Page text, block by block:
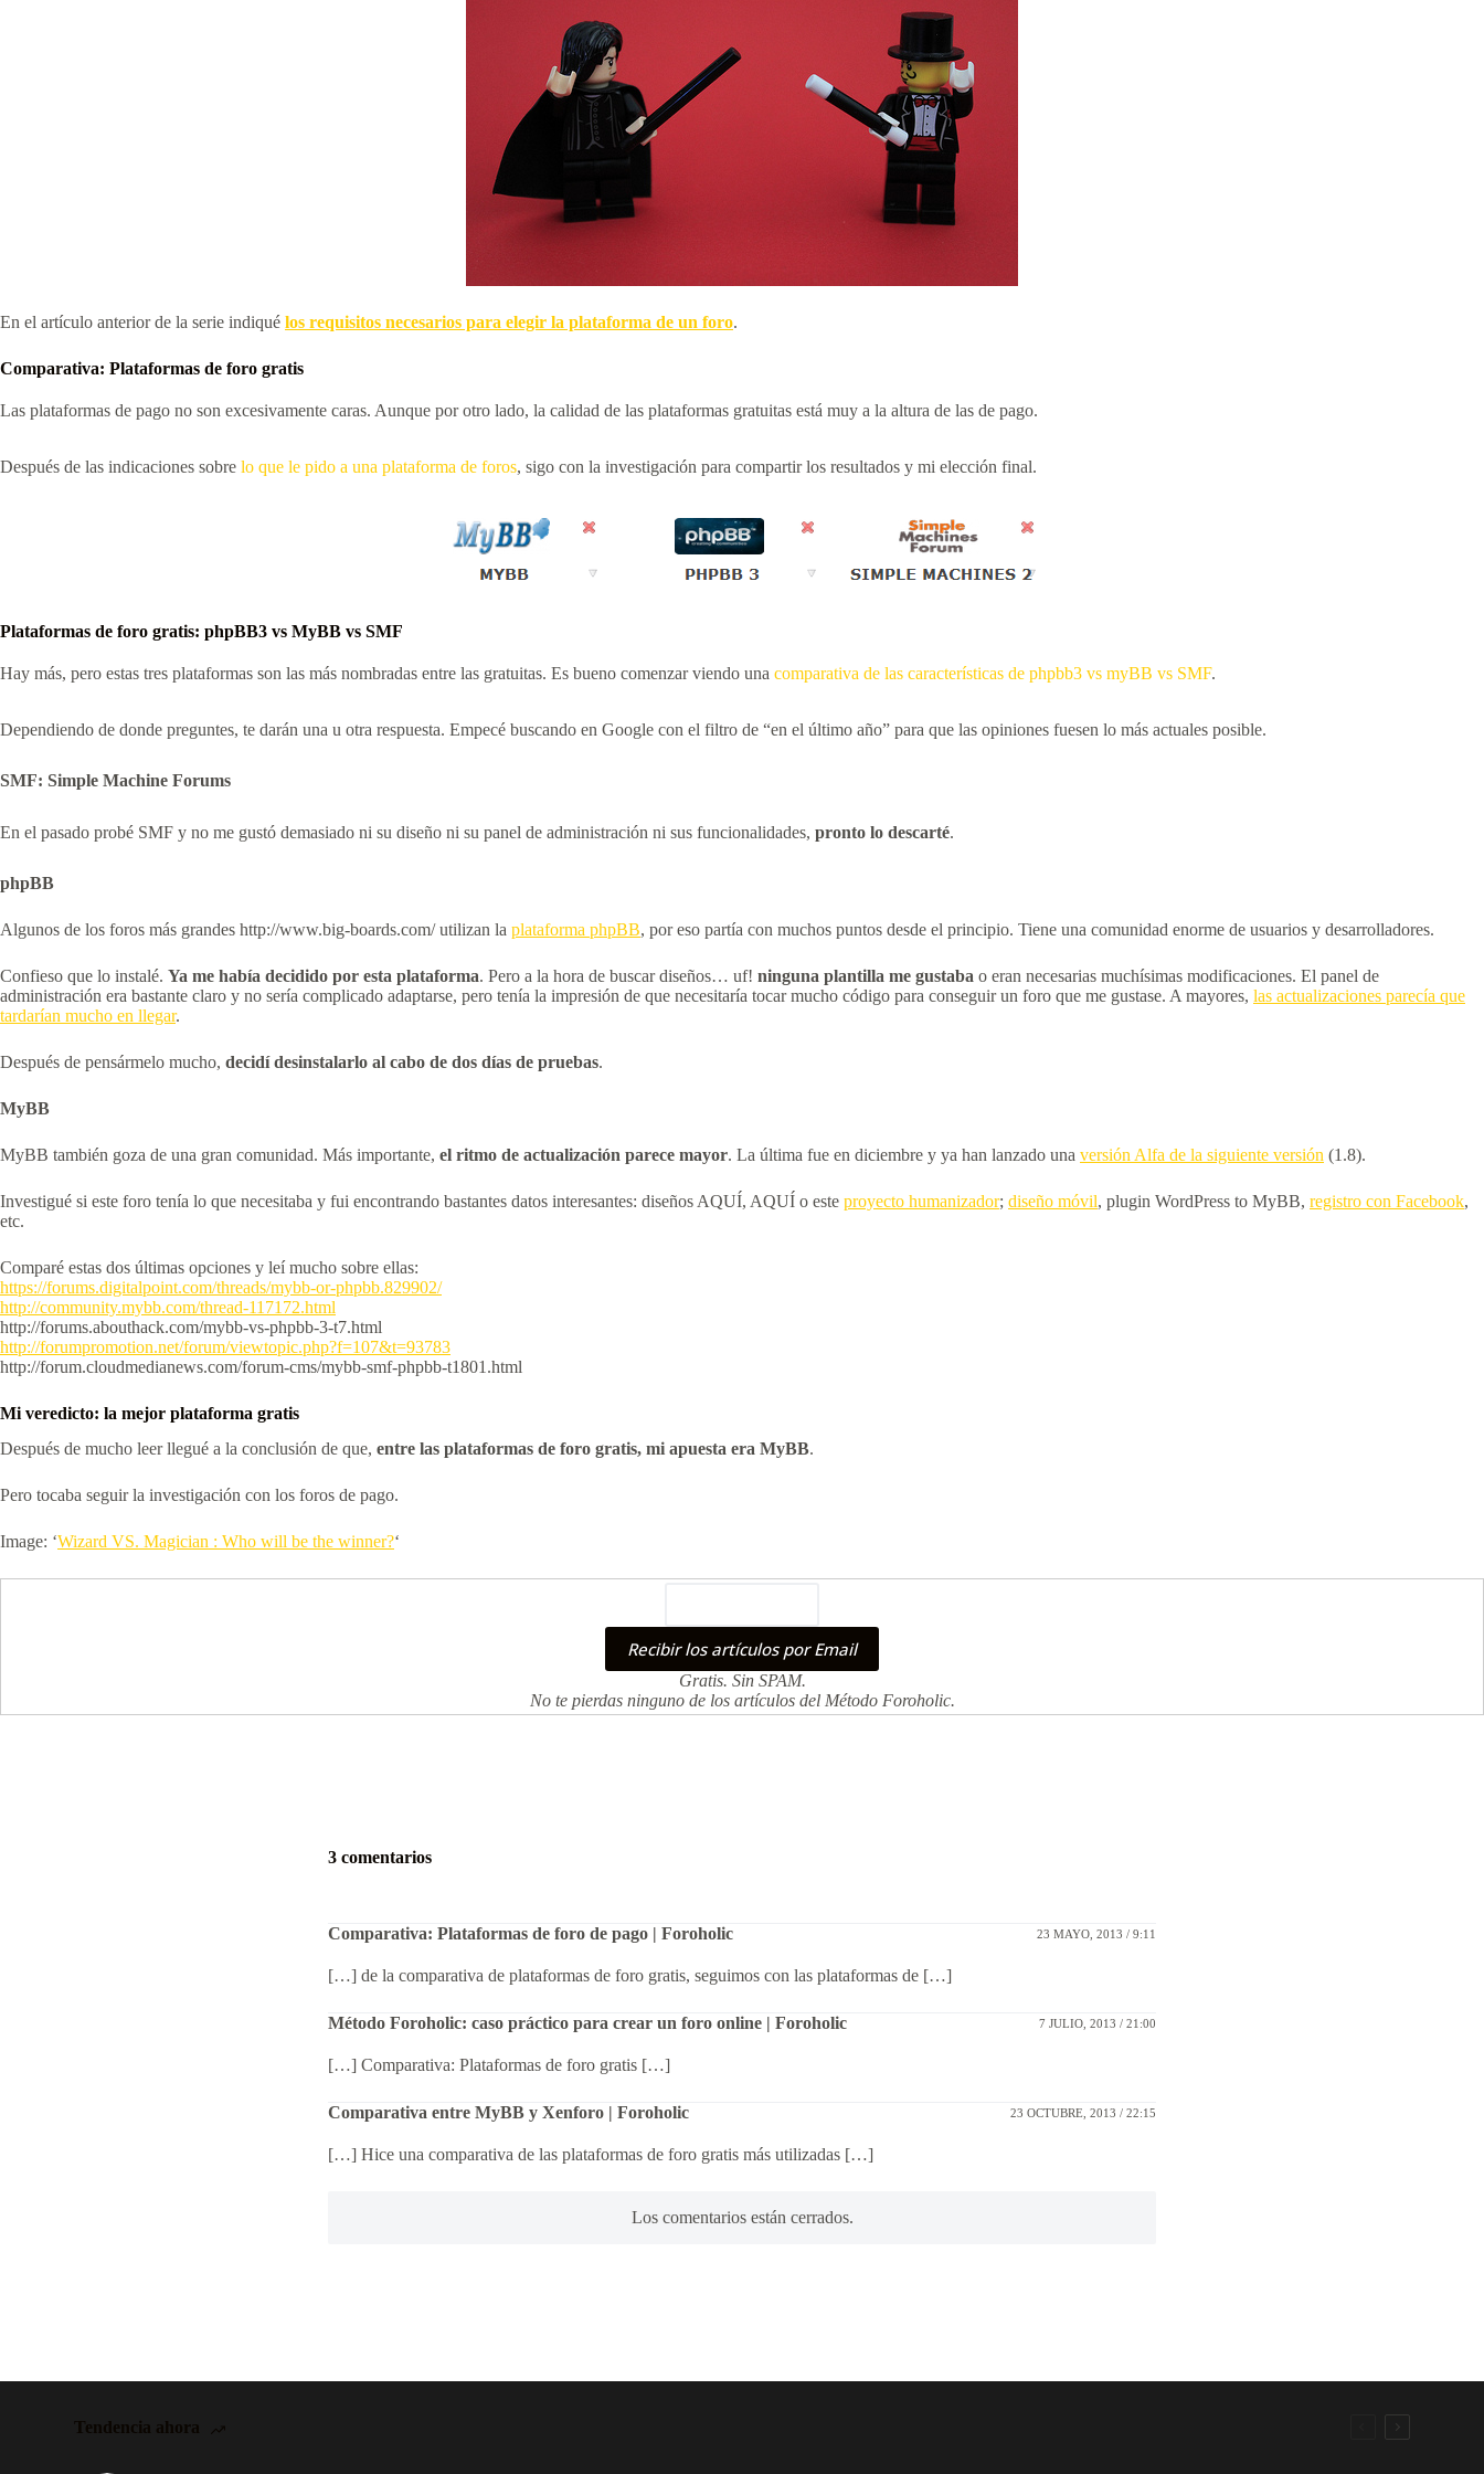
En el artículo anterior de la serie indiqué los requisitos necesarios para elegir la plataforma de un foro.
Comparativa: Plataformas de foro gratis
Las plataformas de pago no son excesivamente caras. Aunque por otro lado, la calidad de las plataformas gratuitas está muy a la altura de las de pago.
Después de las indicaciones sobre lo que le pido a una plataforma de foros, sigo con la investigación para compartir los resultados y mi elección final.
Plataformas de foro gratis: phpBB3 vs MyBB vs SMF
Hay más, pero estas tres plataformas son las más nombradas entre las gratuitas. Es bueno comenzar viendo una comparativa de las características de phpbb3 vs myBB vs SMF.
Dependiendo de donde preguntes, te darán una u otra respuesta. Empecé buscando en Google con el filtro de “en el último año” para que las opiniones fuesen lo más actuales posible.
SMF: Simple Machine Forums
En el pasado probé SMF y no me gustó demasiado ni su diseño ni su panel de administración ni sus funcionalidades, pronto lo descarté.
phpBB
Algunos de los foros más grandes http://www.big-boards.com/ utilizan la plataforma phpBB, por eso partía con muchos puntos desde el principio. Tiene una comunidad enorme de usuarios y desarrolladores.
Confieso que lo instalé. Ya me había decidido por esta plataforma. Pero a la hora de buscar diseños… uf! ninguna plantilla me gustaba o eran necesarias muchísimas modificaciones. El panel de
administración era bastante claro y no sería complicado adaptarse, pero tenía la impresión de que necesitaría tocar mucho código para conseguir un foro que me gustase. A mayores, las actualizaciones parecía que
tardarían mucho en llegar.
Después de pensármelo mucho, decidí desinstalarlo al cabo de dos días de pruebas.
MyBB
MyBB también goza de una gran comunidad. Más importante, el ritmo de actualización parece mayor. La última fue en diciembre y ya han lanzado una versión Alfa de la siguiente versión (1.8).
Investigué si este foro tenía lo que necesitaba y fui encontrando bastantes datos interesantes: diseños AQUÍ, AQUÍ o este proyecto humanizador; diseño móvil, plugin WordPress to MyBB, registro con Facebook,
etc.
Comparé estas dos últimas opciones y leí mucho sobre ellas:
https://forums.digitalpoint.com/threads/mybb-or-phpbb.829902/
http://community.mybb.com/thread-117172.html
http://forums.abouthack.com/mybb-vs-phpbb-3-t7.html
http://forumpromotion.net/forum/viewtopic.php?f=107&t=93783
http://forum.cloudmedianews.com/forum-cms/mybb-smf-phpbb-t1801.html
Mi veredicto: la mejor plataforma gratis
Después de mucho leer llegué a la conclusión de que, entre las plataformas de foro gratis, mi apuesta era MyBB.
Pero tocaba seguir la investigación con los foros de pago.
Image: ‘Wizard VS. Magician : Who will be the winner?‘
Gratis. Sin SPAM.
No te pierdas ninguno de los artículos del Método Foroholic.
3 comentarios
Comparativa: Plataformas de foro de pago | Foroholic 23 MAYO, 2013 / 9:11
[…] de la comparativa de plataformas de foro gratis, seguimos con las plataformas de […]
Método Foroholic: caso práctico para crear un foro online | Foroholic 7 JULIO, 2013 / 21:00
[…] Comparativa: Plataformas de foro gratis […]
Comparativa entre MyBB y Xenforo | Foroholic 23 OCTUBRE, 2013 / 22:15
[…] Hice una comparativa de las plataformas de foro gratis más utilizadas […]
Los comentarios están cerrados.
Tendencia ahora